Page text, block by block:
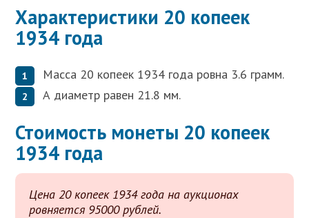
Характеристики 20 копеек
1934 года
Масса 20 копеек 1934 года ровна 3.6 грамм.
А диаметр равен 21.8 мм.
Стоимость монеты 20 копеек
1934 года
Цена 20 копеек 1934 года на аукционах
ровняется 95000 рублей.